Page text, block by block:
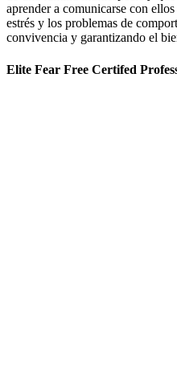
aprender a comunicarse con
estrés y los problemas de
convivencia y garantizando el
Elite Fear Free Certifed